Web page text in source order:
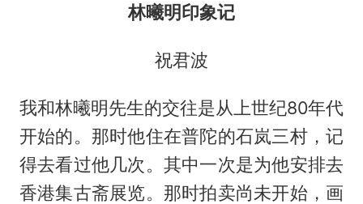
林曦明印象记
祝君波
我和林曦明先生的交往是从上世纪80年代
开始的。那时他住在普陀的石岚三村，记
得去看过他几次。其中一次是为他安排去
香港集古斋展览。那时拍卖尚未开始，画